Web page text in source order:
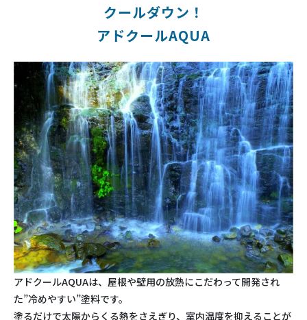
クールダウン！
アドクールAQUA
アドクールAQUAは、屋根や壁用の放熱にこだわって開発され
た”冷めやすい”塗料です。
塗るだけで太陽からくる熱をさえぎり、室内温度を抑えることが